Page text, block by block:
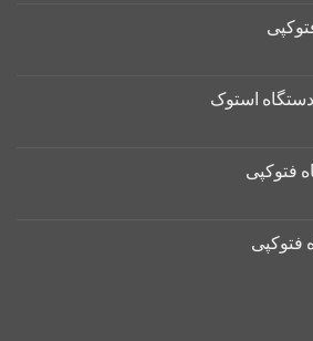
استوک
فتوکپی
فتوکپی